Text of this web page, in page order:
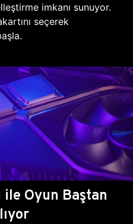
imkanı sunuyor.
seçerek
ile Oyun Baştan